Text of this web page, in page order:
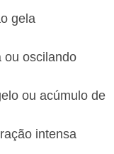
gela
ou oscilando
ou acúmulo de
intensa